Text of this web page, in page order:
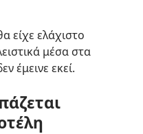
είχε ελάχιστο
μέσα στα
έμεινε εκεί.